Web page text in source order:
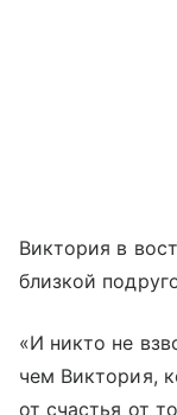
Виктория в
близкой
«И никто не
чем Виктория,
от счастья от